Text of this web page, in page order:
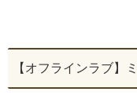
【オフラインラブ】